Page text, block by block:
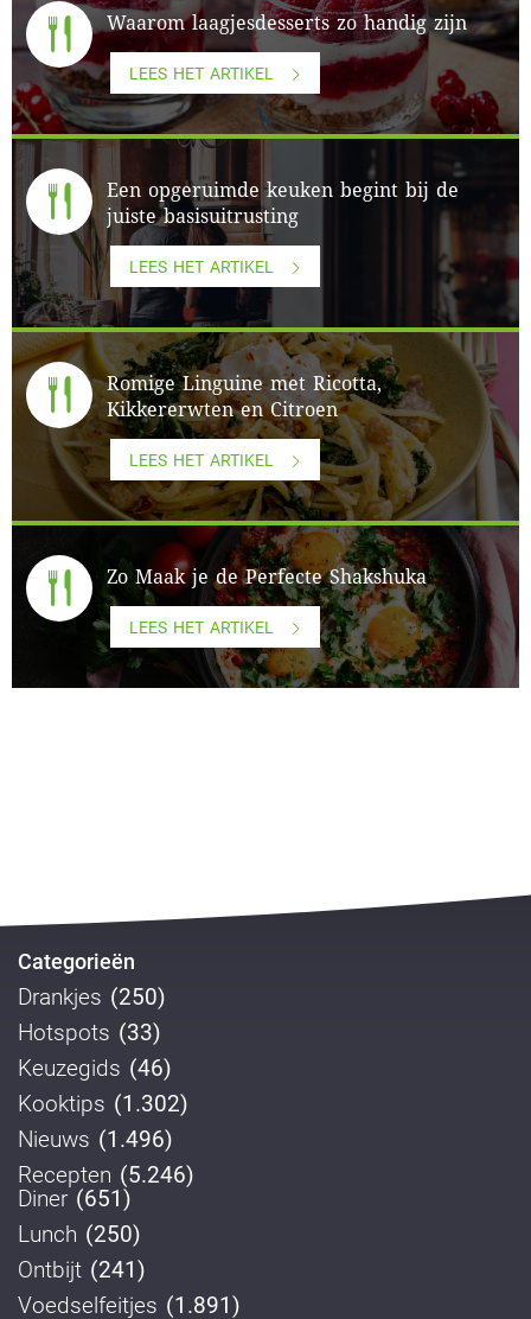
Waarom laagjesdesserts zo handig zijn
LEES HET ARTIKEL
Een opgeruimde keuken begint bij de
juiste basisuitrusting
LEES HET ARTIKEL
Romige Linguine met Ricotta,
Kikkererwten en Citroen
LEES HET ARTIKEL
Zo Maak je de Perfecte Shakshuka
LEES HET ARTIKEL
Categorieën
Drankjes (250)
Hotspots (33)
Keuzegids (46)
Kooktips (1.302)
Nieuws (1.496)
Recepten (5.246)
Diner (651)
Lunch (250)
Ontbijt (241)
Voedselfeitjes (1.891)